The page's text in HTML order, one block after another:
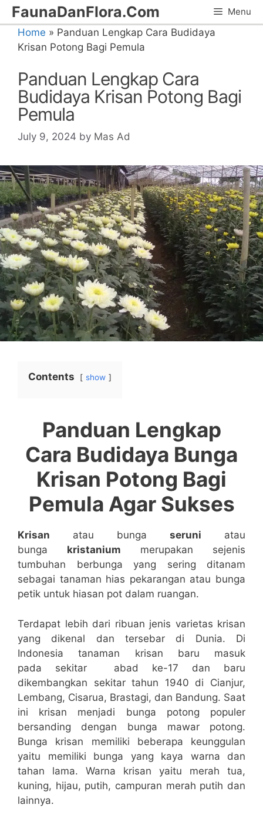
Skip
to
content
FaunaDanFlora.Com Menu
Home » Panduan Lengkap Cara Budidaya
Krisan Potong Bagi Pemula
Panduan Lengkap Cara
Budidaya Krisan Potong Bagi
Pemula
July 9, 2024 by Mas Ad
Contents show
Panduan Lengkap
Cara Budidaya Bunga
Krisan Potong Bagi
Pemula Agar Sukses
Krisan atau bunga seruni atau
bunga kristanium merupakan sejenis
tumbuhan berbunga yang sering ditanam
sebagai tanaman hias pekarangan atau bunga
petik untuk hiasan pot dalam ruangan.
Terdapat lebih dari ribuan jenis varietas krisan
yang dikenal dan tersebar di Dunia. Di
Indonesia tanaman krisan baru masuk
pada sekitar abad ke-17 dan baru
dikembangkan sekitar tahun 1940 di Cianjur,
Lembang, Cisarua, Brastagi, dan Bandung. Saat
ini krisan menjadi bunga potong populer
bersanding dengan bunga mawar potong.
Bunga krisan memiliki beberapa keunggulan
yaitu memiliki bunga yang kaya warna dan
tahan lama. Warna krisan yaitu merah tua,
kuning, hijau, putih, campuran merah putih dan
lainnya.